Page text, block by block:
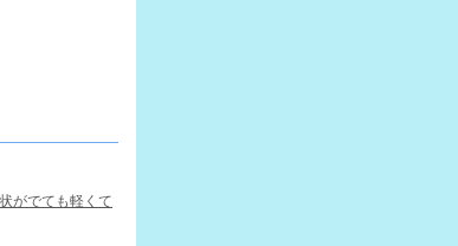
がでても軽くて